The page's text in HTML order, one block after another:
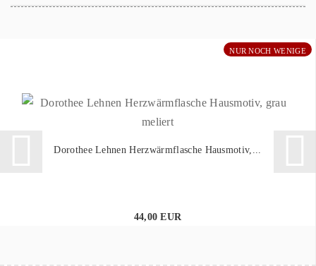
NUR NOCH WENIGE
Dorothee Lehnen Herzwärmflasche Hausmotiv,...
44,00 EUR